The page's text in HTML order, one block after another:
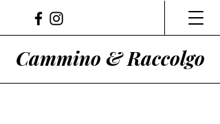
Cammino & Raccolgo